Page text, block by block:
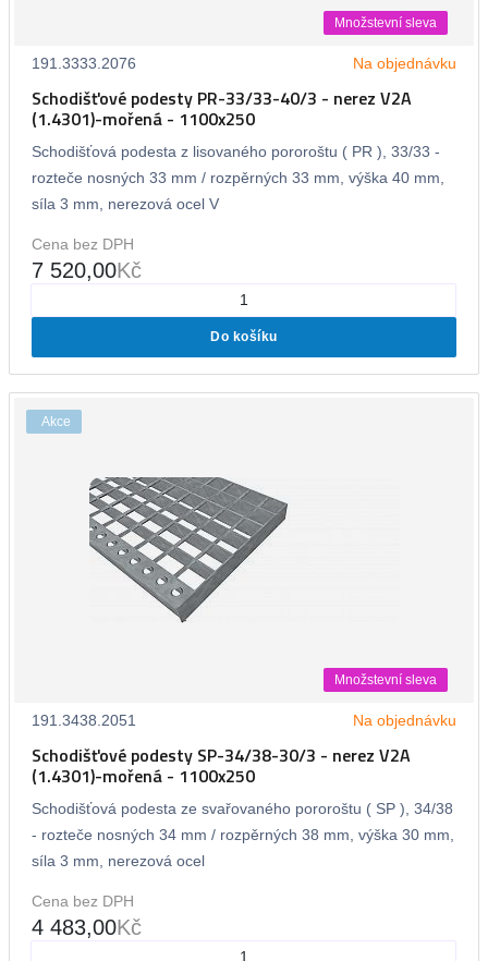
Množstevní sleva
191.3333.2076 Na objednávku
Schodišťové podesty PR-33/33-40/3 - nerez V2A
(1.4301)-mořená - 1100x250
Schodišťová podesta z lisovaného pororoštu ( PR ), 33/33 -
rozteče nosných 33 mm / rozpěrných 33 mm, výška 40 mm,
síla 3 mm, nerezová ocel V
Cena bez DPH
7 520,00Kč
Do košíku
Akce
Množstevní sleva
191.3438.2051 Na objednávku
Schodišťové podesty SP-34/38-30/3 - nerez V2A
(1.4301)-mořená - 1100x250
Schodišťová podesta ze svařovaného pororoštu ( SP ), 34/38
- rozteče nosných 34 mm / rozpěrných 38 mm, výška 30 mm,
síla 3 mm, nerezová ocel
Cena bez DPH
4 483,00Kč